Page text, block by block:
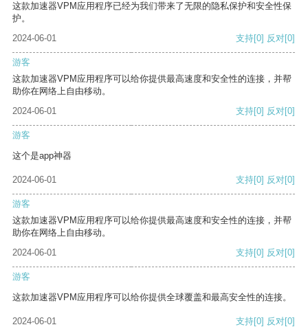
这款加速器VPM应用程序已经为我们带来了无限的隐私保护和安全性保
护。
2024-06-01
支持[0] 反对[0]
游客
这款加速器VPM应用程序可以给你提供最高速度和安全性的连接，并帮
助你在网络上自由移动。
2024-06-01
支持[0] 反对[0]
游客
这个是app神器
2024-06-01 支持[0] 反对[0]
游客
这款加速器VPM应用程序可以给你提供最高速度和安全性的连接，并帮
助你在网络上自由移动。
2024-06-01
支持[0] 反对[0]
游客
这款加速器VPM应用程序可以给你提供全球覆盖和最高安全性的连接。
2024-06-01 支持[0] 反对[0]